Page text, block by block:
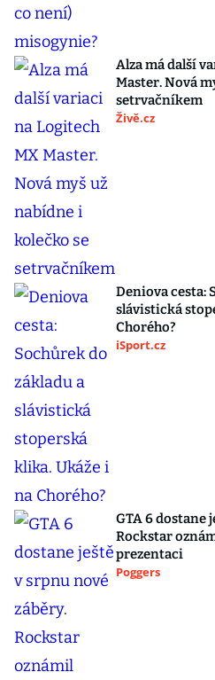
Alza má další
Master. Nová
setrvačníkem
Živě.cz
Deniova cesta:
slávistická
Chorého?
iSport.cz
GTA 6 dostane
Rockstar
prezentaci
Poggers